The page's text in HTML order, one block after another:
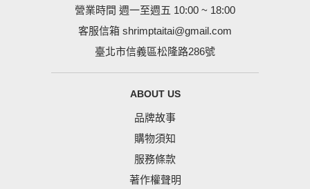
營業時間 週一至週五 10:00 ~ 18:00
客服信箱 shrimptaitai@gmail.com
臺北市信義區松隆路286號
ABOUT US
品牌故事
購物須知
服務條款
著作權聲明